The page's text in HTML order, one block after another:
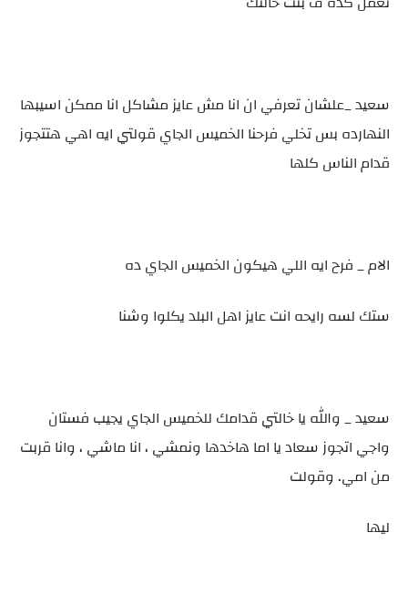
سعيد _علشان تعرفي ان انا مش عايز مشاكل انا ممكن اسيبها
النهارده بس تخلي فرحنا الخميس الجاي قولتي ايه اهي هتتجوز
قدام الناس كلها
الام _ فرح ايه اللي هيكون الخميس الجاي ده
ستك لسه رايحه انت عايز اهل البلد يكلوا وشنا
سعيد _ والله يا خالتي قدامك للخميس الجاي يجيب فستان
واجي اتجوز سعاد يا اما هاخدها ونمشي ، انا ماشي ، وانا قربت
من امي. وقولت
ليها